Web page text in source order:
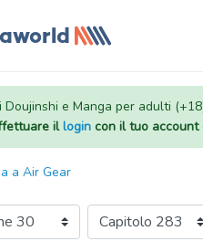
Doujinshi e Manga per adulti
illogincon il tuo account
a Air Gear